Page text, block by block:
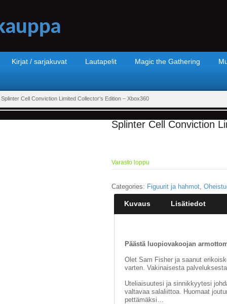
Kirjat / sarjakuvat Lautapelit Magic the Gathering
Splinter Cell Conviction Limited Collector’s Edition – Xbox360
Splinter Cell Conviction
Varasto loppu
Categories: Figuurit ja hahmot,
Kuvaus Lisätiedot
Päästä luopiovakoojan
Olet Sam Fisher ja saanut
varten. Vakinaisesta
Uteliaisuutesi ja sinnikkyytesi
valtavaa salaliittoa. Huomaat
pettämäksi…